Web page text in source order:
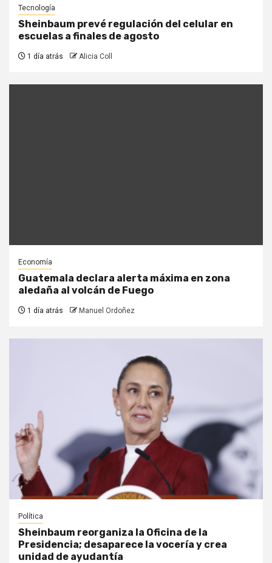
Tecnología
Sheinbaum prevé regulación del celular en
escuelas a finales de agosto
1 día atrás Alicia Coll
Economía
Guatemala declara alerta máxima en zona
aledaña al volcán de Fuego
1 día atrás Manuel Ordoñez
Política
Sheinbaum reorganiza la Oficina de la
Presidencia; desaparece la vocería y crea
unidad de ayudantía